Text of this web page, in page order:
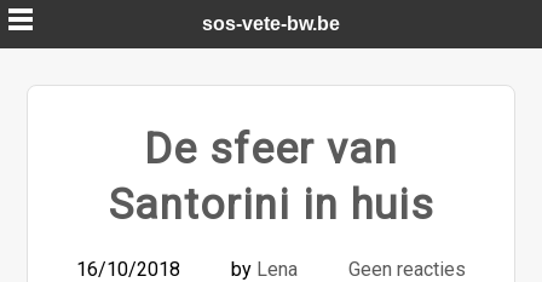
Skip
to
content
sos-vete-bw.be
De sfeer van
Santorini in huis
16/10/2018 by Lena Geen reacties